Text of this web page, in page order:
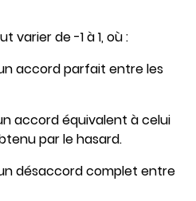
varier de -1 à 1, où :
accord parfait entre les
accord équivalent à celui
par le hasard.
désaccord complet entre